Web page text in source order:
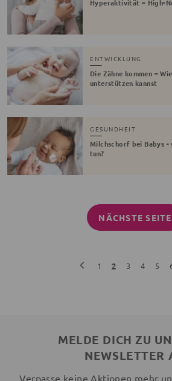
Hyperaktivität – High-
ENTWICKLUNG
Die Zähne kommen –
unterstützen kannst
GESUNDHEIT
Milchschorf bei Babys -
tun?
NÄCHSTE SEITE
1 2 3 4 5
MELDE DICH ZU
NEWSLETTER
Verpasse keine Aktionen mehr